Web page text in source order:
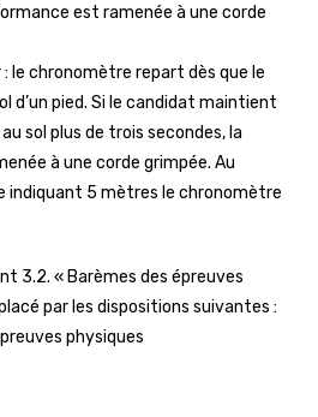
est ramenée à une corde
le chronomètre repart dès que le
d’un pied. Si le candidat maintient
sol plus de trois secondes, la
à une corde grimpée. Au
indiquant 5 mètres le chronomètre
3.2. « Barèmes des épreuves
par les dispositions suivantes :
physiques